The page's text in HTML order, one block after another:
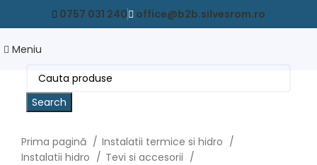
0757 031 240 office@b2b.silvesrom.ro
Meniu
Search
Prima pagină
Instalatii termice si hidro
Instalatii hidro
Tevi si accesorii